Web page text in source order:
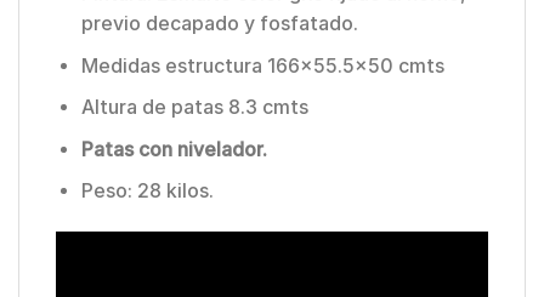
previo decapado y fosfatado.
Medidas estructura 166×55.5×50 cmts
Altura de patas 8.3 cmts
Patas con nivelador.
Peso: 28 kilos.